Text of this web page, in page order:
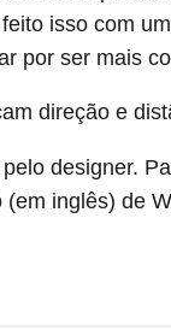
isso com
por ser mais
designer.
inglês) de